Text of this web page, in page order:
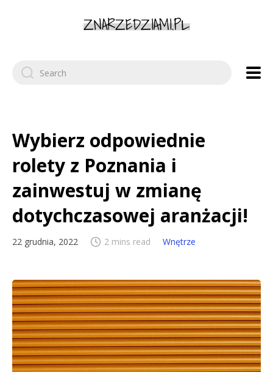
Search
for:
Wybierz odpowiednie
rolety z Poznania i
zainwestuj w zmianę
dotychczasowej aranżacji!
22 grudnia, 2022 2 mins read Wnętrze